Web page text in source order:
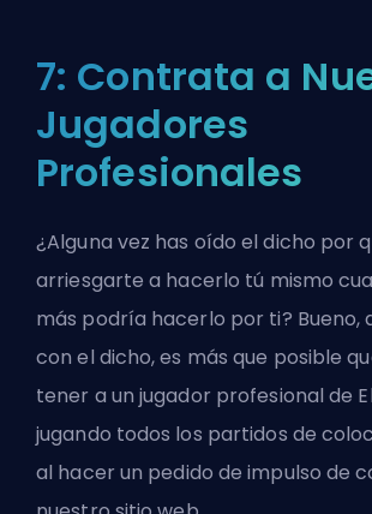
7: Contrata a
Jugadores
Profesionales
¿Alguna vez has oído el dicho por
arriesgarte a hacerlo tú mismo
más podría hacerlo por ti? Bueno,
con el dicho, es más que posible
tener a un jugador profesional de
jugando todos los partidos de
al hacer un pedido de impulso de